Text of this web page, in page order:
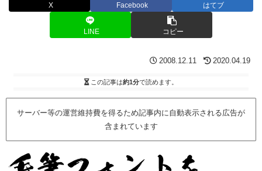
X Facebook はてブ
LINE コピー
2008.12.11 2020.04.19
この記事は約1分で読めます。
サーバー等の運営維持費を得るため記事内に自動表示される広告が
含まれています